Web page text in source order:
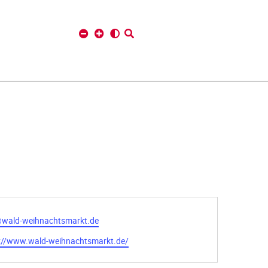
weihnachtsmarkt.de
www.wald-weihnachtsmarkt.de/